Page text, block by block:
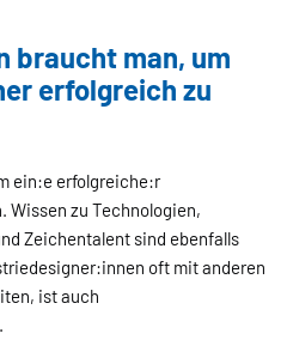
braucht man, um
erfolgreich zu
ein:e erfolgreiche:r
Wissen zu Technologien,
Zeichentalent sind ebenfalls
oft mit anderen
ist auch